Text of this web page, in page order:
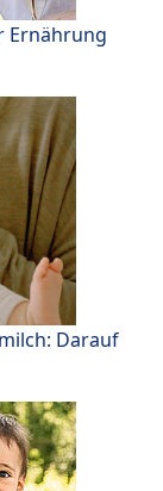
Ernährung
Darauf